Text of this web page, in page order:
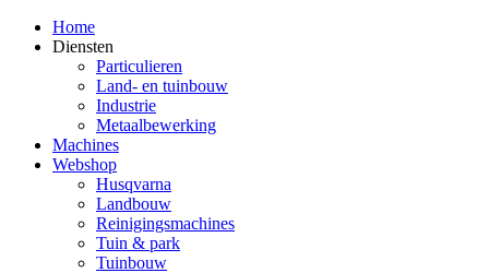
Home
Diensten
Particulieren
Land- en tuinbouw
Industrie
Metaalbewerking
Machines
Webshop
Husqvarna
Landbouw
Reinigingsmachines
Tuin & park
Tuinbouw